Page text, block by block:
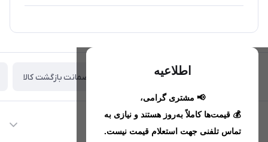
اطلاعیه
📢 مشتری گرامی،
💰 قیمت‌ها کاملاً به‌روز هستند و نیازی به
تماس تلفنی جهت استعلام قیمت نیست.
تحویل اکسپرس(با هماهنگی) ضمانت بازگشت کالا
اطلاعات تماس